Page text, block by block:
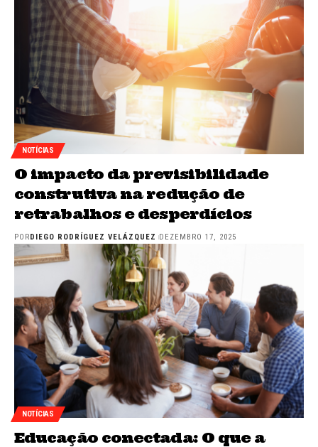
NOTÍCIAS
O impacto da previsibilidade
construtiva na redução de
retrabalhos e desperdícios
PORDIEGO RODRÍGUEZ VELÁZQUEZ DEZEMBRO 17, 2025
NOTÍCIAS
Educação conectada: O que a